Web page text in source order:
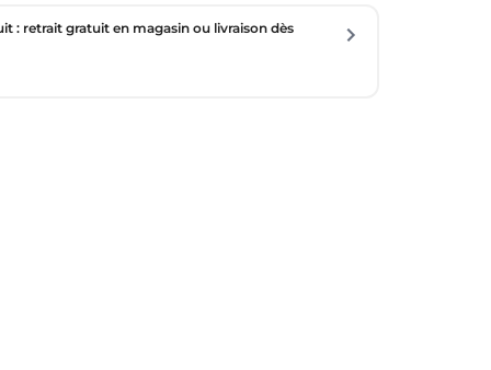
: retrait gratuit en magasin ou livraison dès